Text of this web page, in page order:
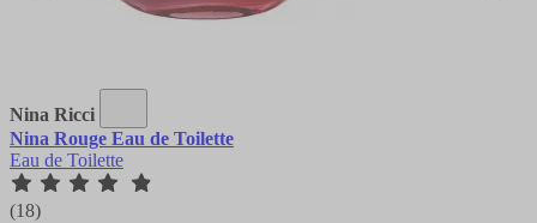
Nina Ricci
Nina Rouge Eau de Toilette
Eau de Toilette
(18)